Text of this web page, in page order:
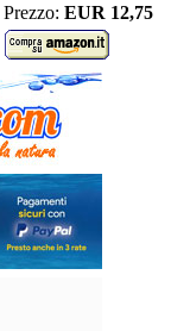
Prezzo: EUR 12,75